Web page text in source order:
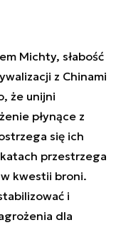
Michty, słabość
z Chinami
że unijni
płynące z
się ich
przestrzega
kwestii broni.
i
dla